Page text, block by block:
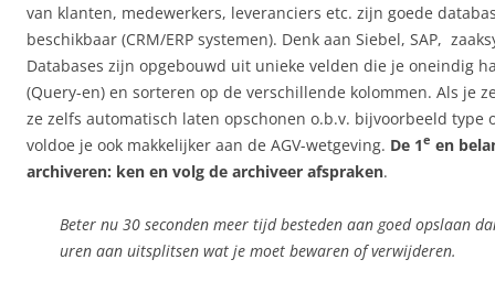
van klanten, medewerkers, leveranciers etc. zijn goede
beschikbaar (CRM/ERP systemen). Denk aan Siebel, SAP,
Databases zijn opgebouwd uit unieke velden die je oneindig
(Query-en) en sorteren op de verschillende kolommen. Als je
ze zelfs automatisch laten opschonen o.b.v. bijvoorbeeld type
voldoe je ook makkelijker aan de AGV-wetgeving. De 1e en
archiveren: ken en volg de archiveer afspraken.
Beter nu 30 seconden meer tijd besteden aan goed opslaan
uren aan uitsplitsen wat je moet bewaren of verwijderen.